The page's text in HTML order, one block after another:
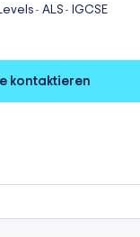
- ALS - IGCSE
kontaktieren